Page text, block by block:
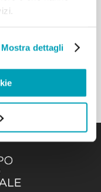
Mostra dettagli
Migranti e
in tutte le